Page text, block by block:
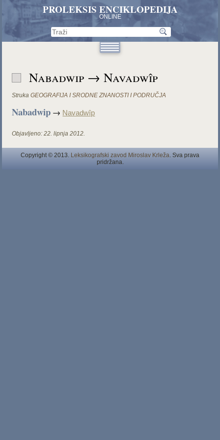
PROLEKSIS ENCIKLOPEDIJA
ONLINE
Nabadwip → Navadwîp
Struka GEOGRAFIJA I SRODNE ZNANOSTI I PODRUČJA
Nabadwip → Navadwîp
Objavljeno: 22. lipnja 2012.
Copyright © 2013. Leksikografski zavod Miroslav Krleža. Sva prava
pridržana.